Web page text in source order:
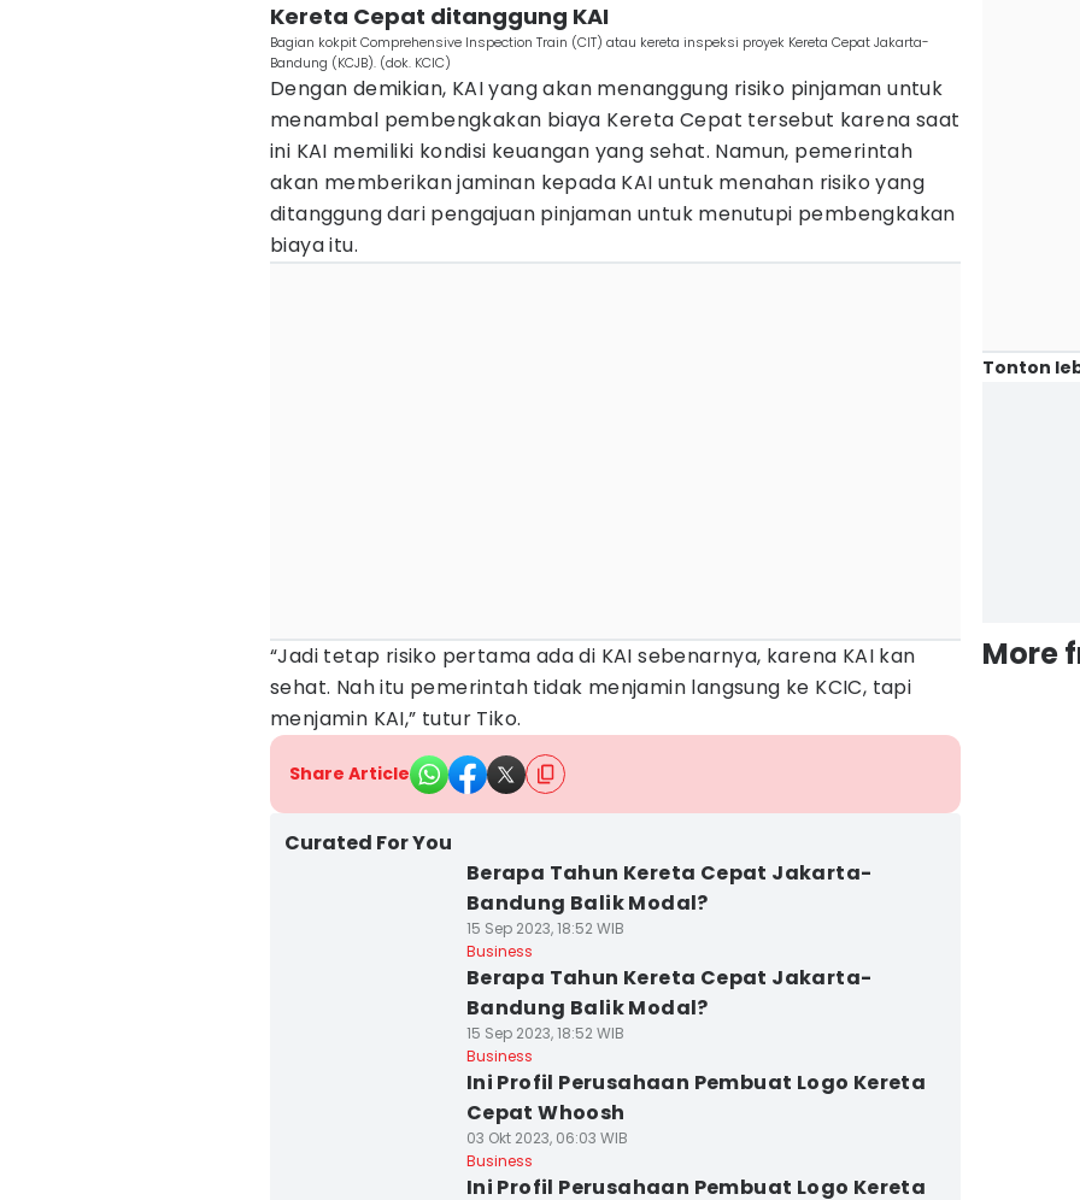
Kereta Cepat ditanggung KAI
Bagian kokpit Comprehensive Inspection Train (CIT) atau kereta inspeksi proyek Kereta Cepat Jakarta-
Bandung (KCJB). (dok. KCIC)
Dengan demikian, KAI yang akan menanggung risiko pinjaman untuk
menambal pembengkakan biaya Kereta Cepat tersebut karena saat
ini KAI memiliki kondisi keuangan yang sehat. Namun, pemerintah
akan memberikan jaminan kepada KAI untuk menahan risiko yang
ditanggung dari pengajuan pinjaman untuk menutupi pembengkakan
biaya itu.
“Jadi tetap risiko pertama ada di KAI sebenarnya, karena KAI kan
sehat. Nah itu pemerintah tidak menjamin langsung ke KCIC, tapi
menjamin KAI,” tutur Tiko.
Share Article
Curated For You
Berapa Tahun Kereta Cepat Jakarta-
Bandung Balik Modal?
15 Sep 2023, 18:52 WIB
Business
Berapa Tahun Kereta Cepat Jakarta-
Bandung Balik Modal?
15 Sep 2023, 18:52 WIB
Business
Ini Profil Perusahaan Pembuat Logo Kereta
Cepat Whoosh
03 Okt 2023, 06:03 WIB
Business
Ini Profil Perusahaan Pembuat Logo Kereta
Tonton
More